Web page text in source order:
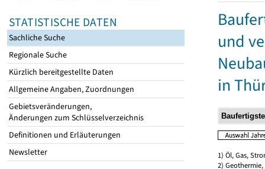
STATISTISCHE DATEN
Sachliche Suche
Regionale Suche
Kürzlich bereitgestellte Daten
Allgemeine Angaben, Zuordnungen
Gebietsveränderungen,
Änderungen zum Schlüsselverzeichnis
Definitionen und Erläuterungen
Newsletter
und
in
1) Öl, Gas,
2)